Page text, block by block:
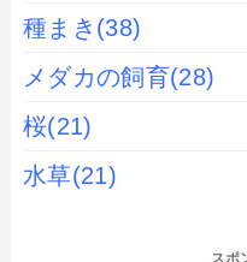
種まき (38)
メダカの飼育(28)
桜(21)
水草(21)
スポ